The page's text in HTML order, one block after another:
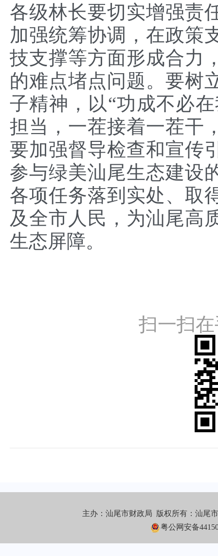
各级林长要切实增强责
加强统筹协调，在政策
技支撑等方面形成合力
的难点堵点问题。要树
子精神，以“功成不必
担当，一茬接着一茬干
要加强督导检查和宣传
参与绿美汕尾生态建设
各项任务落到实处、取
及全市人民，为汕尾高
生态屏障。
扫一扫
主办：汕尾市财政局 版权所有：汕尾
粤公网安备